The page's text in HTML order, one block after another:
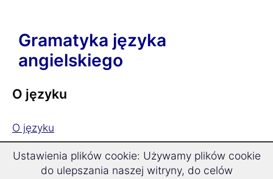
Gramatyka języka
angielskiego
O języku
O języku
Rodzajnik
Ustawienia plików cookie: Używamy plików cookie
do ulepszania naszej witryny, do celów